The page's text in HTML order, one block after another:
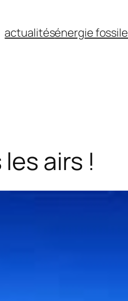
actualitésénergie fossile
airs !